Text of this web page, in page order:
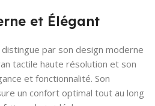
et Élégant
distingue par son design moderne
tactile haute résolution et son
et fonctionnalité. Son
un confort optimal tout au long